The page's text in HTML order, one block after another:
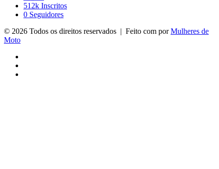
512k Inscritos
0 Seguidores
© 2026 Todos os direitos reservados | Feito com porMulheres de
Moto